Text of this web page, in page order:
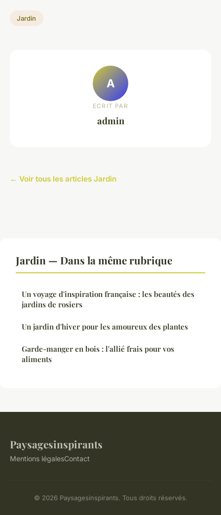
Jardin
A
ECRIT PAR
admin
← Voir tous les articles Jardin
Jardin — Dans la même rubrique
Un voyage d'inspiration française : les beautés des
jardins de rosiers
Un jardin d'hiver pour les amoureux des plantes
Garde-manger en bois : l'allié frais pour vos
aliments
Paysagesinspirants
Mentions légalesContact
© 2026 Paysagesinspirants. Tous droits réservés.